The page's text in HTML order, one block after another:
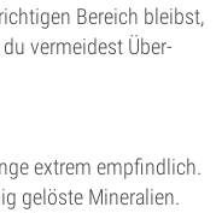
Bereich bleibst,
vermeidest Über-
extrem empfindlich.
gelöste Mineralien.